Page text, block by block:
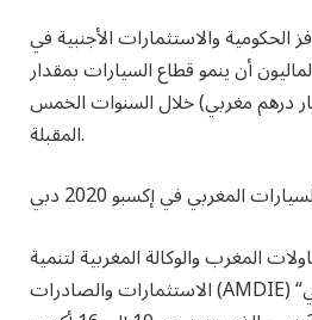
الحكومية والاستثمارات الأجنبية في
أن ينمو قطاع السيارات بمقدار
دولار (126 مليار درهم مغربي) خلال السنوات الخمس
المقبلة.
المغربي في إكسبو 2020 دبي
المغرب والوكالة المغربية لتنمية
الاستثمارات والصادرات (AMDIE) “أسبوع المغرب” بدبي في